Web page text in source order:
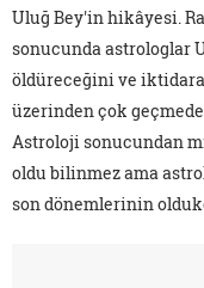
Uluğ Bey'in hikâyesi.
sonucunda astrologlar
öldüreceğini ve
üzerinden çok
Astroloji sonucundan
oldu bilinmez ama
son dönemlerinin